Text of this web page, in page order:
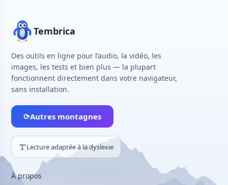
Tembrica
Des outils en ligne pour l’audio, la vidéo, les
images, les tests et bien plus — la plupart
fonctionnent directement dans votre navigateur,
sans installation.
⟳Autres montagnes
Lecture adaptée à la dyslexie
À propos